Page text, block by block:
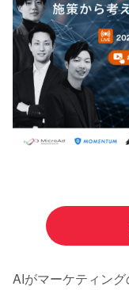
AIがマーケティング